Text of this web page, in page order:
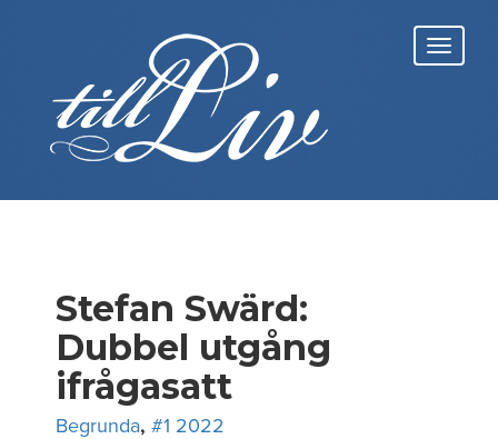
Stefan Swärd:
Dubbel utgång
ifrågasatt
Begrunda, #1 2022